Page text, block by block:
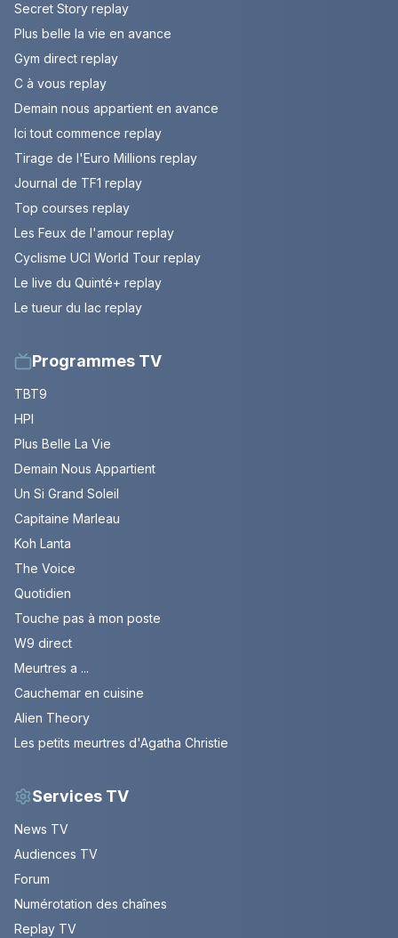
Secret Story replay
Plus belle la vie en avance
Gym direct replay
C à vous replay
Demain nous appartient en avance
Ici tout commence replay
Tirage de l'Euro Millions replay
Journal de TF1 replay
Top courses replay
Les Feux de l'amour replay
Cyclisme UCI World Tour replay
Le live du Quinté+ replay
Le tueur du lac replay
Programmes TV
TBT9
HPI
Plus Belle La Vie
Demain Nous Appartient
Un Si Grand Soleil
Capitaine Marleau
Koh Lanta
The Voice
Quotidien
Touche pas à mon poste
W9 direct
Meurtres a ...
Cauchemar en cuisine
Alien Theory
Les petits meurtres d'Agatha Christie
Services TV
News TV
Audiences TV
Forum
Numérotation des chaînes
Replay TV